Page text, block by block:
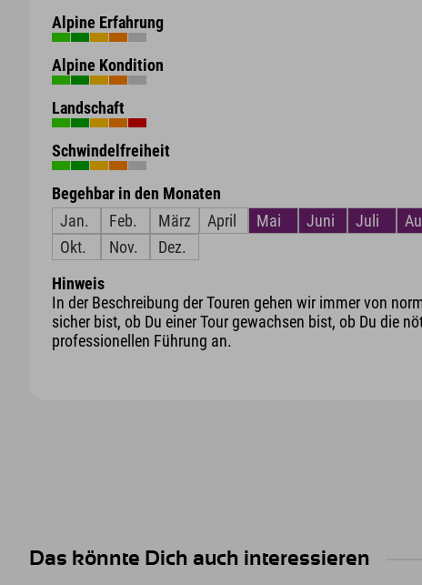
Alpine Erfahrung
Alpine Kondition
Landschaft
Schwindelfreiheit
Begehbar in den Monaten
Jan.
Feb. März April Mai Juni Juli
Okt.
Nov. Dez.
Hinweis
In der Beschreibung der Touren gehen wir immer von
sicher bist, ob Du einer Tour gewachsen bist, ob Du die
professionellen Führung an.
Das könnte Dich auch interessieren